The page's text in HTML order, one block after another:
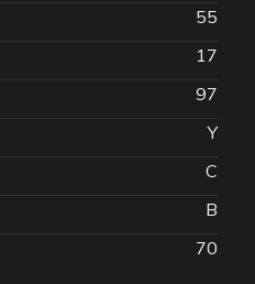
55
17
97
Y
C
B
70